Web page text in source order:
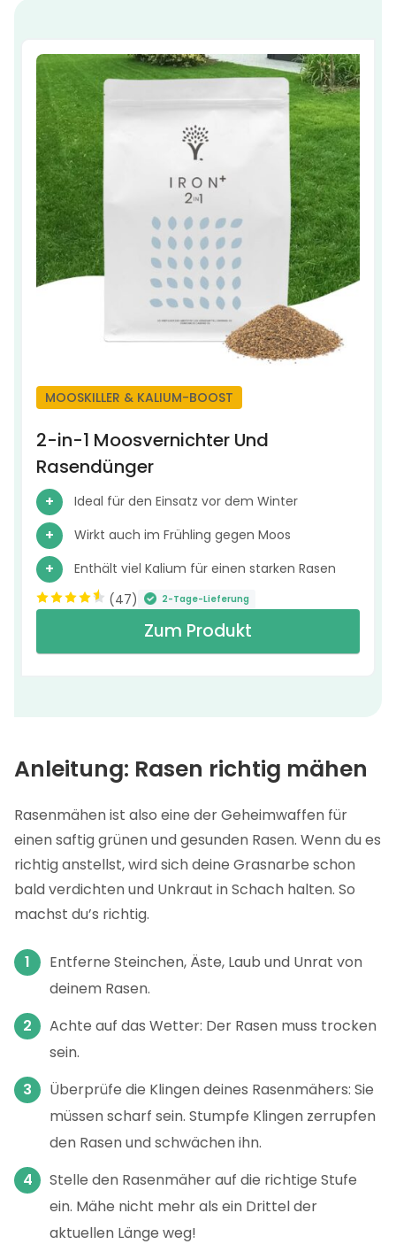
MOOSKILLER & KALIUM-BOOST
2-in-1 Moosvernichter Und
Rasendünger
Ideal für den Einsatz vor dem Winter
Wirkt auch im Frühling gegen Moos
Enthält viel Kalium für einen starken Rasen
Zum Produkt
(47) 2-Tage-Lieferung
Anleitung: Rasen richtig mähen
Rasenmähen ist also eine der Geheimwaffen für
einen saftig grünen und gesunden Rasen. Wenn du es
richtig anstellst, wird sich deine Grasnarbe schon
bald verdichten und Unkraut in Schach halten. So
machst du’s richtig.
Entferne Steinchen, Äste, Laub und Unrat von
deinem Rasen.
Achte auf das Wetter: Der Rasen muss trocken
sein.
Überprüfe die Klingen deines Rasenmähers: Sie
müssen scharf sein. Stumpfe Klingen zerrupfen
den Rasen und schwächen ihn.
Stelle den Rasenmäher auf die richtige Stufe
ein. Mähe nicht mehr als ein Drittel der
aktuellen Länge weg!